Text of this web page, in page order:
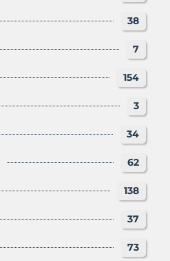
38
7
154
3
34
62
138
37
73